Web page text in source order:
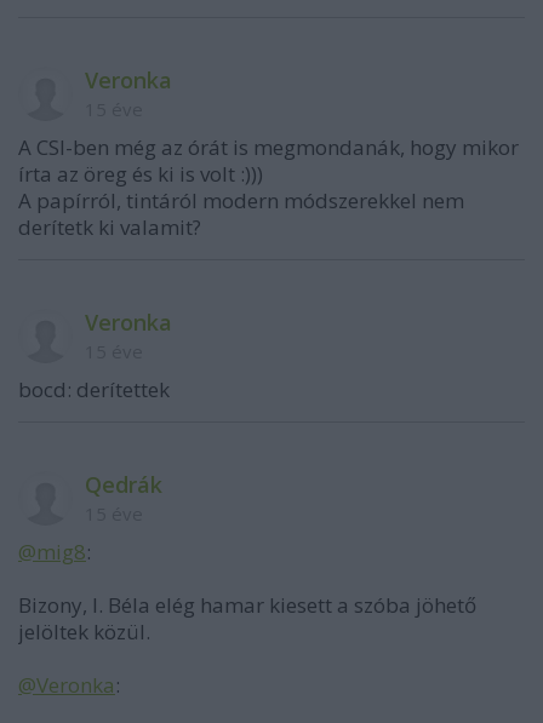
Veronka
A CSI-ben még az órát is megmondanák, hogy mikor
írta az öreg és ki is volt :)))
A papírról, tintáról modern módszerekkel nem
derítetk ki valamit?
Veronka
bocd: derítettek
Qedrák
@mig8:
Bizony, I. Béla elég hamar kiesett a szóba jöhető
jelöltek közül.
@Veronka: